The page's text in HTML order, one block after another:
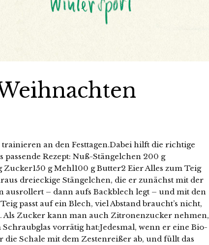
an den Festtagen.Dabei hilft die richtige
Rezept: Nuß-Stängelchen 200 g
Zucker150 g Mehl100 g Butter2 Eier Alles zum Teig
dreieckige Stängelchen, die er zunächst mit der
ausrollert – dann aufs Backblech legt – und mit den
passt auf ein Blech, viel Abstand braucht’s nicht,
Als Zucker kann man auch Zitronenzucker nehmen,
vorrätig hat:Jedesmal, wenn er eine Bio-
Schale mit dem Zestenreißer ab, und füllt das